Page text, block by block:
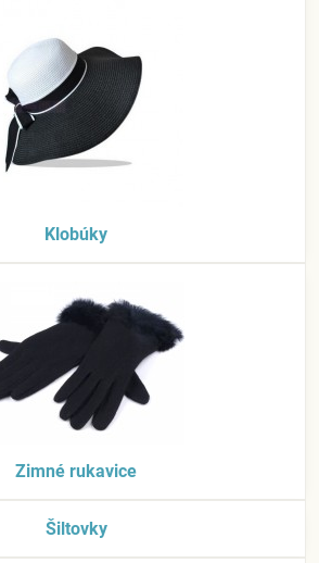
Klobúky
Zimné rukavice
Šiltovky